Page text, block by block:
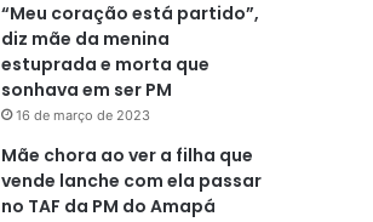
“Meu coração está partido”,
diz mãe da menina
estuprada e morta que
sonhava em ser PM
16 de março de 2023
Mãe chora ao ver a filha que
vende lanche com ela passar
no TAF da PM do Amapá